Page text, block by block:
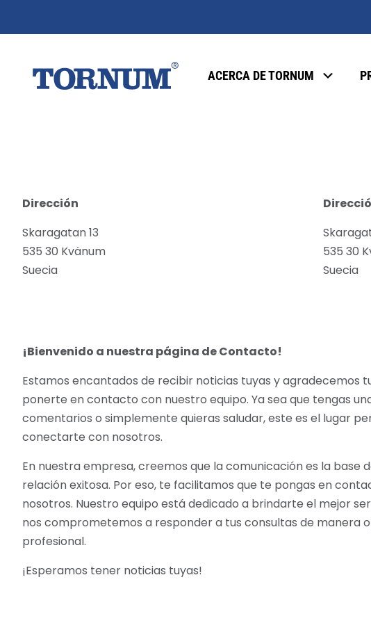
ACERCA DE TORNUM
Dirección
Skaragatan 13
535 30 Kvänum
Suecia
535 30
Suecia
¡Bienvenido a nuestra página de Contacto!
Estamos encantados de recibir noticias tuyas y agradecemos
ponerte en contacto con nuestro equipo. Ya sea que tengas
comentarios o simplemente quieras saludar, este es el lugar
conectarte con nosotros.
En nuestra empresa, creemos que la comunicación es la base
relación exitosa. Por eso, te facilitamos que te pongas en
nosotros. Nuestro equipo está dedicado a brindarte el mejor
nos comprometemos a responder a tus consultas de manera
profesional.
¡Esperamos tener noticias tuyas!